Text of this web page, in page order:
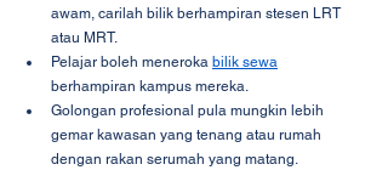
awam, carilah bilik berhampiran stesen LRT
atau MRT.
Pelajar boleh meneroka bilik sewa
berhampiran kampus mereka.
Golongan profesional pula mungkin lebih
gemar kawasan yang tenang atau rumah
dengan rakan serumah yang matang.